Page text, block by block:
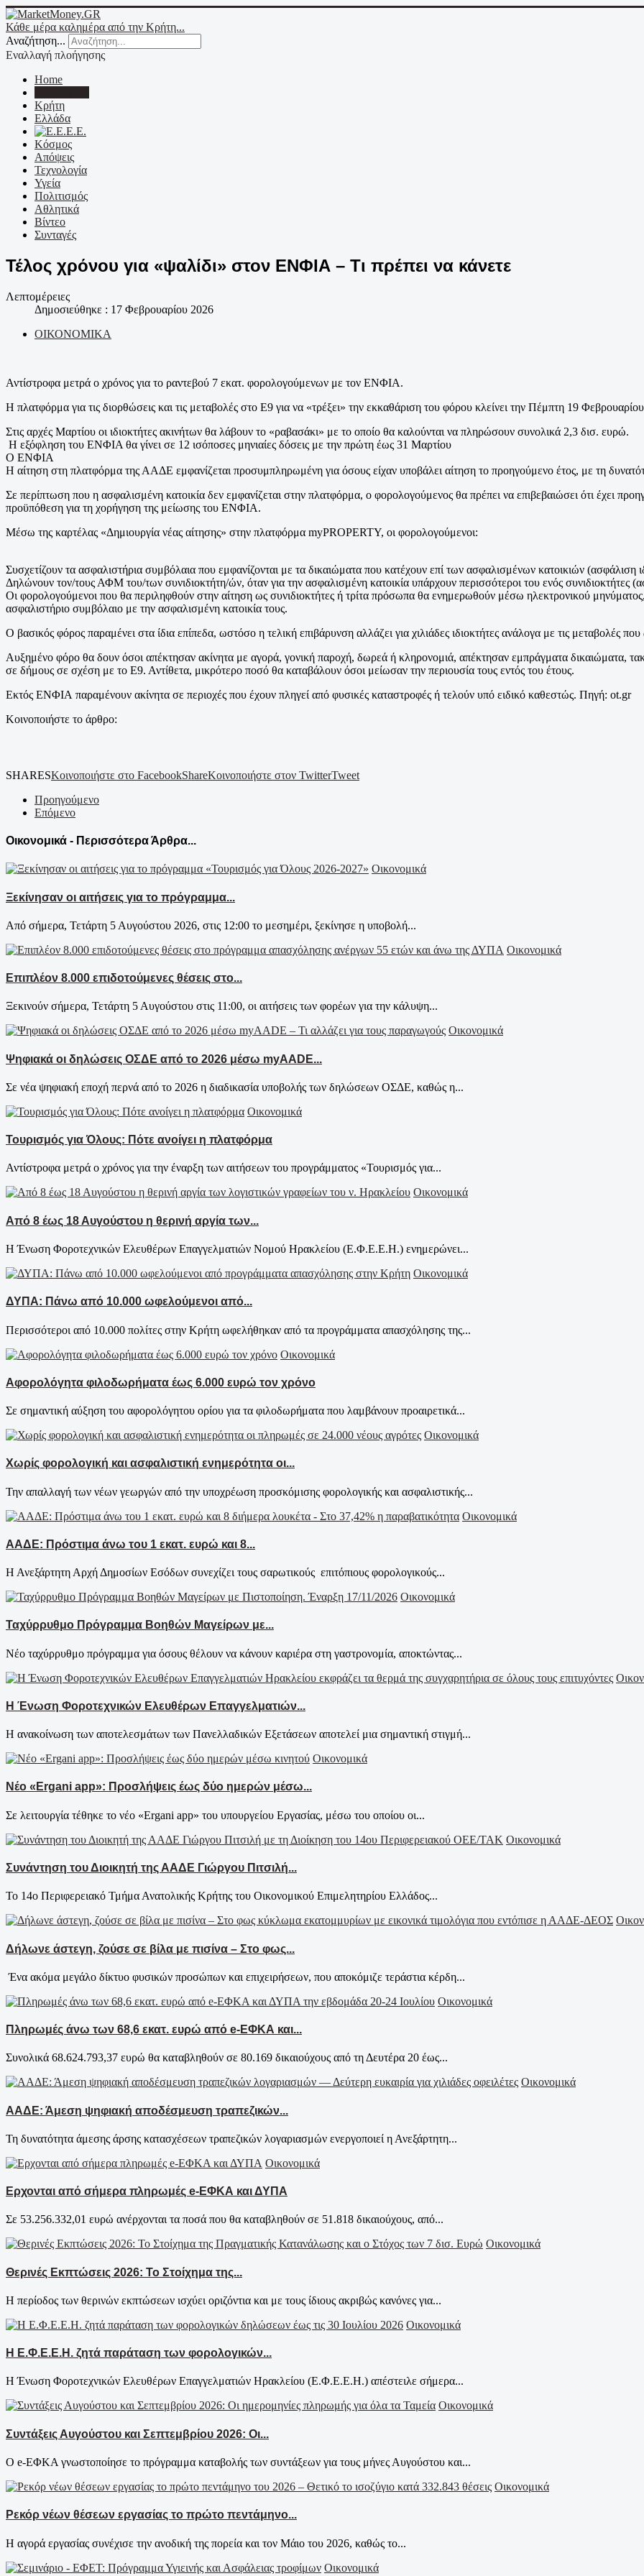
Κάθε μέρα καλημέρα από την Κρήτη...
Αναζήτηση...
Εναλλαγή πλοήγησης
Home
Κρήτη
Ελλάδα
Ε.Ε.
Κόσμος
Απόψεις
Τεχνολογία
Υγεία
Πολιτισμός
Αθλητικά
Βίντεο
Συνταγές
Τέλος χρόνου για «ψαλίδι» στον ΕΝΦΙΑ – Τι πρέπει να κάνετε
Λεπτομέρειες
Δημοσιεύθηκε : 17 Φεβρουαρίου 2026
ΟΙΚΟΝΟΜΙΚΑ
Αντίστροφα μετρά ο χρόνος για το ραντεβού 7 εκατ. φορολογούμενων με τον ΕΝΦΙΑ.
Η πλατφόρμα για τις διορθώσεις και τις μεταβολές στο Ε9 για να «τρέξει» την εκκαθάριση του φόρου κλείνει την Πέμπτη 19
Στις αρχές Μαρτίου οι ιδιοκτήτες ακινήτων θα λάβουν το «ραβασάκι» με το οποίο θα καλούνται να πληρώσουν συνολικά 2,3 δισ. ευρώ.
Η εξόφληση του ΕΝΦΙΑ θα γίνει σε 12 ισόποσες μηνιαίες δόσεις με την πρώτη έως 31 Μαρτίου
Ο ΕΝΦΙΑ
Η αίτηση στη πλατφόρμα της ΑΑΔΕ εμφανίζεται προσυμπληρωμένη για όσους είχαν υποβάλει αίτηση το προηγούμενο έτος, με τη
Σε περίπτωση που η ασφαλισμένη κατοικία δεν εμφανίζεται στην πλατφόρμα, ο φορολογούμενος θα πρέπει να επιβεβαιώσει ότι έχει
προϋπόθεση για τη χορήγηση της μείωσης του ΕΝΦΙΑ.
Μέσω της καρτέλας «Δημιουργία νέας αίτησης» στην πλατφόρμα myPROPERTY, οι φορολογούμενοι:
Συσχετίζουν τα ασφαλιστήρια συμβόλαια που εμφανίζονται με τα δικαιώματα που κατέχουν επί των ασφαλισμένων κατοικιών (ασφάλιση
Δηλώνουν τον/τους ΑΦΜ του/των συνιδιοκτήτη/ών, όταν για την ασφαλισμένη κατοικία υπάρχουν περισσότεροι του ενός συνιδιοκτήτες
Οι φορολογούμενοι που θα περιληφθούν στην αίτηση ως συνιδιοκτήτες ή τρίτα πρόσωπα θα ενημερωθούν μέσω ηλεκτρονικού
ασφαλιστήριο συμβόλαιο με την ασφαλισμένη κατοικία τους.
Ο βασικός φόρος παραμένει στα ίδια επίπεδα, ωστόσο η τελική επιβάρυνση αλλάζει για χιλιάδες ιδιοκτήτες ανάλογα με τις μεταβολές
Αυξημένο φόρο θα δουν όσοι απέκτησαν ακίνητα με αγορά, γονική παροχή, δωρεά ή κληρονομιά, απέκτησαν εμπράγματα δικαιώματα,
σε δήμους σε σχέση με το Ε9. Αντίθετα, μικρότερο ποσό θα καταβάλουν όσοι μείωσαν την περιουσία τους εντός του έτους.
Εκτός ΕΝΦΙΑ παραμένουν ακίνητα σε περιοχές που έχουν πληγεί από φυσικές καταστροφές ή τελούν υπό ειδικό καθεστώς. Πηγή: ot.gr
Κοινοποιήστε το άρθρο:
SHARESΚοινοποιήστε στο FacebookShareΚοινοποιήστε στον TwitterTweet
Προηγούμενο
Επόμενο
Οικονομικά - Περισσότερα Άρθρα...
Οικονομικά
Ξεκίνησαν οι αιτήσεις για το πρόγραμμα...
Από σήμερα, Τετάρτη 5 Αυγούστου 2026, στις 12:00 το μεσημέρι, ξεκίνησε η υποβολή...
Οικονομικά
Επιπλέον 8.000 επιδοτούμενες θέσεις στο...
Ξεκινούν σήμερα, Τετάρτη 5 Αυγούστου στις 11:00, οι αιτήσεις των φορέων για την κάλυψη...
Οικονομικά
Ψηφιακά οι δηλώσεις ΟΣΔΕ από το 2026 μέσω myAADE...
Σε νέα ψηφιακή εποχή περνά από το 2026 η διαδικασία υποβολής των δηλώσεων ΟΣΔΕ, καθώς η...
Οικονομικά
Τουρισμός για Όλους: Πότε ανοίγει η πλατφόρμα
Αντίστροφα μετρά ο χρόνος για την έναρξη των αιτήσεων του προγράμματος «Τουρισμός για...
Οικονομικά
Από 8 έως 18 Αυγούστου η θερινή αργία των...
Η Ένωση Φοροτεχνικών Ελευθέρων Επαγγελματιών Νομού Ηρακλείου (Ε.Φ.Ε.Ε.Η.) ενημερώνει...
Οικονομικά
ΔΥΠΑ: Πάνω από 10.000 ωφελούμενοι από...
Περισσότεροι από 10.000 πολίτες στην Κρήτη ωφελήθηκαν από τα προγράμματα απασχόλησης της...
Οικονομικά
Αφορολόγητα φιλοδωρήματα έως 6.000 ευρώ τον χρόνο
Σε σημαντική αύξηση του αφορολόγητου ορίου για τα φιλοδωρήματα που λαμβάνουν προαιρετικά...
Οικονομικά
Χωρίς φορολογική και ασφαλιστική ενημερότητα οι...
Την απαλλαγή των νέων γεωργών από την υποχρέωση προσκόμισης φορολογικής και ασφαλιστικής...
Οικονομικά
ΑΑΔΕ: Πρόστιμα άνω του 1 εκατ. ευρώ και 8...
Η Ανεξάρτητη Αρχή Δημοσίων Εσόδων συνεχίζει τους σαρωτικούς επιτόπιους φορολογικούς...
Οικονομικά
Ταχύρρυθμο Πρόγραμμα Βοηθών Μαγείρων με...
Νέο ταχύρρυθμο πρόγραμμα για όσους θέλουν να κάνουν καριέρα στη γαστρονομία, αποκτώντας...
Η Ένωση Φοροτεχνικών Ελευθέρων Επαγγελματιών...
Η ανακοίνωση των αποτελεσμάτων των Πανελλαδικών Εξετάσεων αποτελεί μια σημαντική στιγμή...
Οικονομικά
Νέο «Ergani app»: Προσλήψεις έως δύο ημερών μέσω...
Σε λειτουργία τέθηκε το νέο «Ergani app» του υπουργείου Εργασίας, μέσω του οποίου οι...
Οικονομικά
Συνάντηση του Διοικητή της ΑΑΔΕ Γιώργου Πιτσιλή...
Το 14ο Περιφερειακό Τμήμα Ανατολικής Κρήτης του Οικονομικού Επιμελητηρίου Ελλάδος...
Δήλωνε άστεγη, ζούσε σε βίλα με πισίνα – Στο φως...
Ένα ακόμα μεγάλο δίκτυο φυσικών προσώπων και επιχειρήσεων, που αποκόμιζε τεράστια κέρδη...
Οικονομικά
Πληρωμές άνω των 68,6 εκατ. ευρώ από e-ΕΦΚΑ και...
Συνολικά 68.624.793,37 ευρώ θα καταβληθούν σε 80.169 δικαιούχους από τη Δευτέρα 20 έως...
Οικονομικά
ΑΑΔΕ: Άμεση ψηφιακή αποδέσμευση τραπεζικών...
Τη δυνατότητα άμεσης άρσης κατασχέσεων τραπεζικών λογαριασμών ενεργοποιεί η Ανεξάρτητη...
Οικονομικά
Ερχονται από σήμερα πληρωμές e-ΕΦΚΑ και ΔΥΠΑ
Σε 53.256.332,01 ευρώ ανέρχονται τα ποσά που θα καταβληθούν σε 51.818 δικαιούχους, από...
Οικονομικά
Θερινές Εκπτώσεις 2026: Το Στοίχημα της...
Η περίοδος των θερινών εκπτώσεων ισχύει οριζόντια και με τους ίδιους ακριβώς κανόνες για...
Οικονομικά
Η Ε.Φ.Ε.Ε.Η. ζητά παράταση των φορολογικών...
Η Ένωση Φοροτεχνικών Ελευθέρων Επαγγελματιών Ηρακλείου (Ε.Φ.Ε.Ε.Η.) απέστειλε σήμερα...
Οικονομικά
Συντάξεις Αυγούστου και Σεπτεμβρίου 2026: Οι...
Ο e-ΕΦΚΑ γνωστοποίησε το πρόγραμμα καταβολής των συντάξεων για τους μήνες Αυγούστου και...
Οικονομικά
Ρεκόρ νέων θέσεων εργασίας το πρώτο πεντάμηνο...
Η αγορά εργασίας συνέχισε την ανοδική της πορεία και τον Μάιο του 2026, καθώς το...
Οικονομικά